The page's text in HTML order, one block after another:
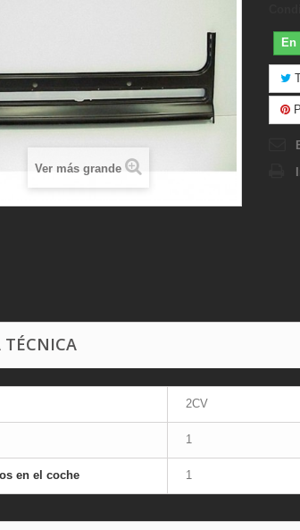
Ver más grande
En
TÉCNICA
2CV
1
en el coche 1